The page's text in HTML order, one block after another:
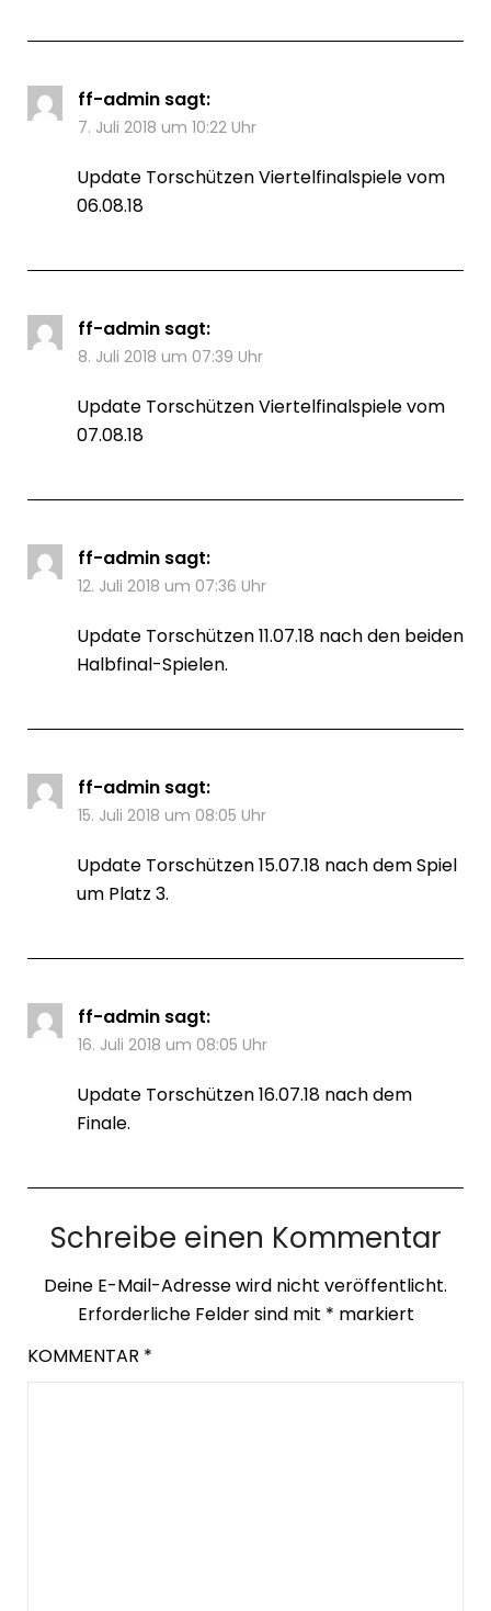
ff-admin sagt:
7. Juli 2018 um 10:22 Uhr
Update Torschützen Viertelfinalspiele vom
06.08.18
ff-admin sagt:
8. Juli 2018 um 07:39 Uhr
Update Torschützen Viertelfinalspiele vom
07.08.18
ff-admin sagt:
12. Juli 2018 um 07:36 Uhr
Update Torschützen 11.07.18 nach den beiden
Halbfinal-Spielen.
ff-admin sagt:
15. Juli 2018 um 08:05 Uhr
Update Torschützen 15.07.18 nach dem Spiel
um Platz 3.
ff-admin sagt:
16. Juli 2018 um 08:05 Uhr
Update Torschützen 16.07.18 nach dem
Finale.
Schreibe einen Kommentar
Deine E-Mail-Adresse wird nicht veröffentlicht.
Erforderliche Felder sind mit * markiert
KOMMENTAR *